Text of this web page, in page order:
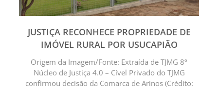
JUSTIÇA RECONHECE PROPRIEDADE DE
IMÓVEL RURAL POR USUCAPIÃO
Origem da Imagem/Fonte: Extraída de TJMG 8º
Núcleo de Justiça 4.0 – Cível Privado do TJMG
confirmou decisão da Comarca de Arinos (Crédito: